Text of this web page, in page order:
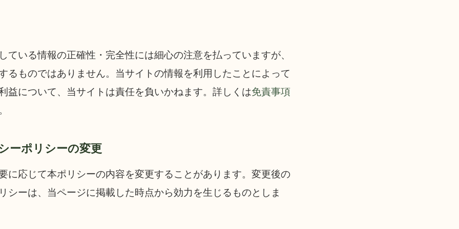
ている情報の正確性・完全性には細心の注意を払っていますが、
るものではありません。当サイトの情報を利用したことによって
益について、当サイトは責任を負いかねます。詳しくは免責事項
ーポリシーの変更
に応じて本ポリシーの内容を変更することがあります。変更後の
シーは、当ページに掲載した時点から効力を生じるものとしま